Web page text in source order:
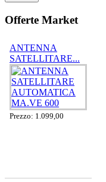
Offerte Market
ANTENNA
SATELLITARE...
Prezzo: 1.099,00